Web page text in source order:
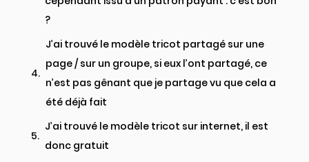
? ​
J’ai trouvé le modèle tricot partagé sur une
page / sur un groupe, si eux l’ont partagé, ce
n’est pas gênant que je partage vu que cela a
été déjà fait
J’ai trouvé le modèle tricot sur internet, il est
donc gratuit